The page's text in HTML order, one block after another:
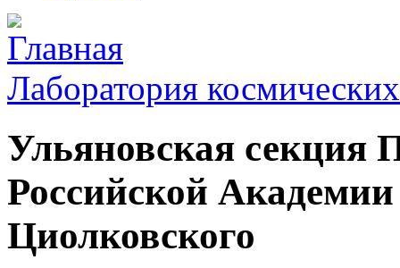
Лаборатория
Ульяновская секция
Российской
Циолковского